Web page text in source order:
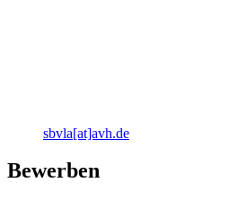
sbvla[at]avh.de
Bewerben